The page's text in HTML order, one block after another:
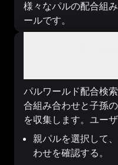
様々なパルの配合組
ールです。
パルワールド配合検
合組み合わせと子孫
を収集します。ユー
親パルを選択して
わせを確認する。